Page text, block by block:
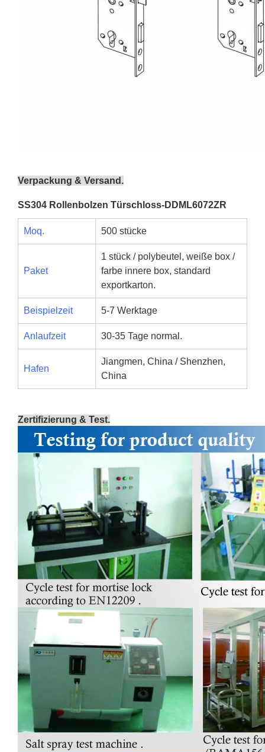
Verpackung & Versand.
SS304 Rollenbolzen Türschloss-DDML6072ZR
Moq. 500 stücke
Paket
1 stück / polybeutel, weiße box /
farbe innere box, standard
exportkarton.
Beispielzeit 5-7 Werktage
Anlaufzeit 30-35 Tage normal.
Hafen
Jiangmen, China / Shenzhen,
China
Zertifizierung & Test.